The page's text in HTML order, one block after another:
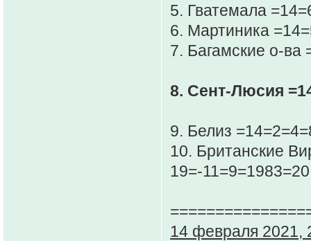
5. Гватемала
6. Мартиника
7. Багамские о-ва
8. Сент-Люсия
9. Белиз
10. Британские
19=-
14 февраля 2021,